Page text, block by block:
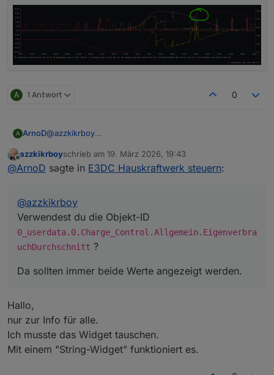
A 1 Antwort 0
A ArnoD@azzkikrboy
0_userdata.0.Charge_Control.Allgemein.Eigen
verbrauchDurchschnitt?
Da sollten immer beide Werte angezeigt werden.
Offline
azzkikrboyschrieb am 19. März 2026, 19:43
zuletzt editiert von
@ArnoD sagte in E3DC Hauskraftwerk steuern:
@azzkikrboy
Verwendest du die Objekt-ID
0_userdata.0.Charge_Control.Allgemein.Eigenverbra
uchDurchschnitt ?
Da sollten immer beide Werte angezeigt werden.
Hallo,
nur zur Info für alle.
Ich musste das Widget tauschen.
Mit einem "String-Widget" funktioniert es.